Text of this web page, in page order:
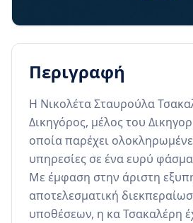
Περιγραφή
Η Νικολέτα Σταυρούλα
Δικηγόρος, μέλος του
οποία παρέχει
υπηρεσίες σε ένα ευρύ
Με έμφαση στην άριστη
αποτελεσματική
υποθέσεων, η κα Τσακαλέρη